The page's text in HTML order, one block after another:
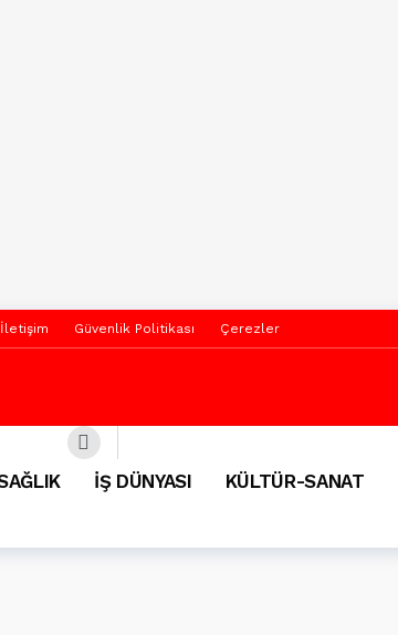
İletişim Güvenlik Politikası Çerezler
İŞ DÜNYASI KÜLTÜR-SANAT